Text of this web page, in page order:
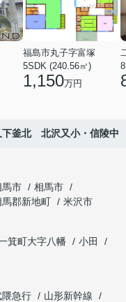
福島市丸子字富塚
5SDK (240.56㎡)
1,150万円
釜北 北沢又小・信陵中
馬市
相馬市
馬郡新地町
米沢市
箕町大字八幡
小田
隈急行
山形新幹線